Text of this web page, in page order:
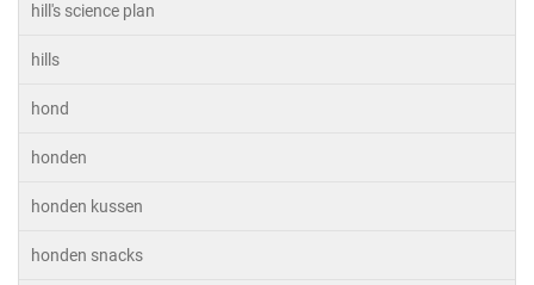
hill's science plan
hills
hond
honden
honden kussen
honden snacks